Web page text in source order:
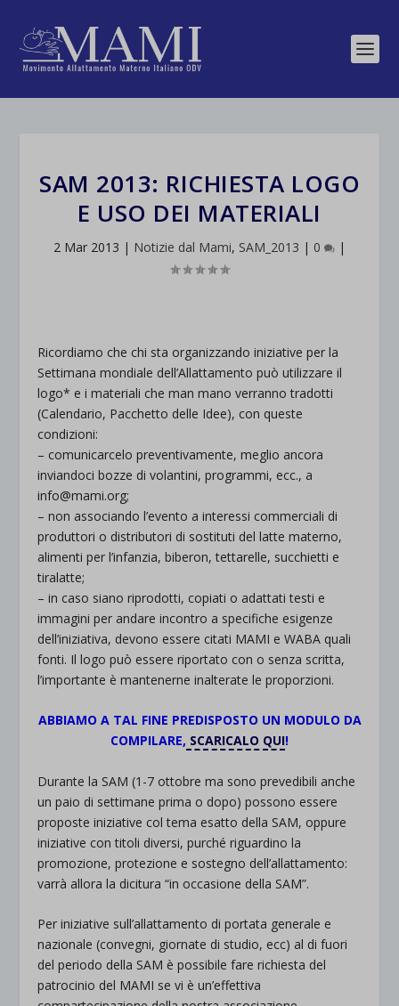
SAM 2013: RICHIESTA LOGO
E USO DEI MATERIALI
2 Mar 2013 | Notizie dal Mami, SAM_2013 | 0 |
Ricordiamo che chi sta organizzando iniziative per la
Settimana mondiale dell’Allattamento può utilizzare il
logo* e i materiali che man mano verranno tradotti
(Calendario, Pacchetto delle Idee), con queste
condizioni:
– comunicarcelo preventivamente, meglio ancora
inviandoci bozze di volantini, programmi, ecc., a
info@mami.org;
– non associando l’evento a interessi commerciali di
produttori o distributori di sostituti del latte materno,
alimenti per l’infanzia, biberon, tettarelle, succhietti e
tiralatte;
– in caso siano riprodotti, copiati o adattati testi e
immagini per andare incontro a specifiche esigenze
dell’iniziativa, devono essere citati MAMI e WABA quali
fonti. Il logo può essere riportato con o senza scritta,
l’importante è mantenerne inalterate le proporzioni.
ABBIAMO A TAL FINE PREDISPOSTO UN MODULO DA
COMPILARE, SCARICALO QUI!
Durante la SAM (1-7 ottobre ma sono prevedibili anche
un paio di settimane prima o dopo) possono essere
proposte iniziative col tema esatto della SAM, oppure
iniziative con titoli diversi, purché riguardino la
promozione, protezione e sostegno dell’allattamento:
varrà allora la dicitura “in occasione della SAM”.
Per iniziative sull’allattamento di portata generale e
nazionale (convegni, giornate di studio, ecc) al di fuori
del periodo della SAM è possibile fare richiesta del
patrocinio del MAMI se vi è un’effettiva